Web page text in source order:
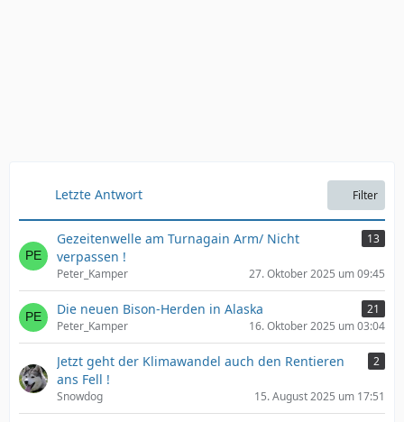
Letzte Antwort Filter
Gezeitenwelle am Turnagain Arm/ Nicht
verpassen !
13
Peter_Kamper 27. Oktober 2025 um 09:45
Die neuen Bison-Herden in Alaska
21
Peter_Kamper
16. Oktober 2025 um 03:04
Jetzt geht der Klimawandel auch den Rentieren
ans Fell !
2
Snowdog 15. August 2025 um 17:51